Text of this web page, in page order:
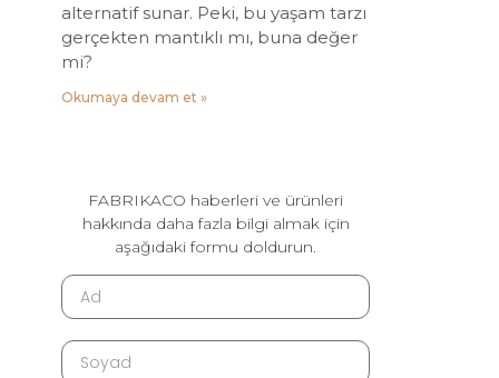
alternatif sunar. Peki, bu yaşam tarzı
gerçekten mantıklı mı, buna değer
mi?
Okumaya devam et »
FABRIKACO haberleri ve ürünleri
hakkında daha fazla bilgi almak için
aşağıdaki formu doldurun.